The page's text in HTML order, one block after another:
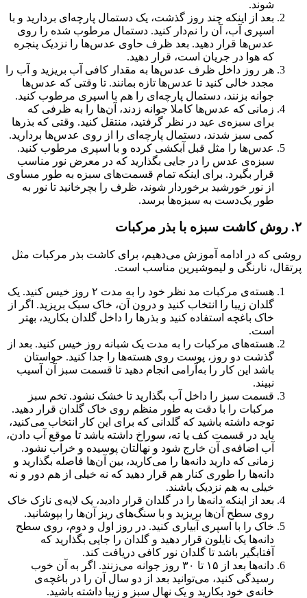
شوند.
بعد از اینکه چند روز گذشت، یک دستمال پارچه‌ای بردارید و با
اسپری آب، آن را نم‌دار کنید. دستمال مرطوب شده را روی
عدس‌ها قرار دهید. بعد ظرف حاوی عدس‌ها را نزدیک پنجره
که هوا در جریان است، قرار دهید.
هر روز داخل ظرف عدس‌ها به مقدار کافی آب بریزید و آب را
مجدد خالی کنید تا عدس‌ها تازه بمانند. تا وقتی که عدس‌ها
جوانه بزنند، دستمال پارچه‌ای را هم با اسپری مرطوب کنید.
زمانی که عدس‌ها کاملا جوانه زدند، آن‌ها را به ظرفی که
برای سبزه‌ی عید در نظر گرفتید، منتقل کنید‌. وقتی که بذرها
کمی سبز شدند، دستمال پارچه‌ای را از روی عدس‌ها بردارید.
عدس‌ها را مثل قبل آبکشی کرده و با اسپری مرطوب کنید.
سبزه‌ی عدس را در جایی بگذارید که در معرض نور مناسب
قرار بگیرد. برای اینکه تمام قسمت‌های سبزه به طور مساوی
از نور خورشید برخوردار شوند، ظرف را بچرخانید تا نور به
طور یک‌دست به سبزه‌ها برسد.
۲‌. روش کاشت سبزه با بذر مرکبات
روشی که در ادامه آموزش می‌دهیم، برای کاشت بذر مرکبات مثل
پرتقال، نارنگی و لیموشیرین مناسب است.
هسته‌ی مرکبات مد نظر خود را به مدت ۲ روز خیس کنید. یک
گلدان زیبا را انتخاب کنید و درون آن، خاک سبک بریزید. اگر از
خاک باغچه استفاده کنید و بذرها را داخل گلدان بکارید، بهتر
است.
هسته‌های مرکبات را به مدت یک شبانه روز خیس کنید. بعد از
گذشت دو روز، پوست روی هسته‌ها را جدا کنید. حواستان
باشد این کار را به‌آرامی انجام دهید تا قسمت سبز آن آسیب
نبیند.
قسمت سبز را داخل آب بگذارید تا خشک نشود. تخم سبز
مرکبات را با دقت به طور منظم روی خاک گلدان قرار دهید.
توجه داشته باشید که گلدانی که برای این کار انتخاب می‌کنید،
باید در قسمت کف یا ته، سوراخ داشته باشد تا موقع آب دادن،
آب اضافه‌ی آن خارج شود و نهالتان پوسیده و خراب نشود.
زمانی که دارید دانه‌ها را می‌کارید، بین آن‌ها فاصله بگذارید و
دانه‌ها را طوری کنار هم قرار دهید که نه خیلی از هم دور و نه
خیلی به هم نزدیک باشند.
بعد از اینکه دانه‌ها را در گلدان قرار دادید، یک لایه‌ی نازک خاک
روی سطح آن‌ها بریزید و با سنگ‌های ریز آن‌ها را بپوشانید.
خاک را با اسپری آبیاری کنید. در روز اول و دوم، روی سطح
دانه‌ها یک نایلون قرار دهید و گلدان را جایی بگذارید که
آفتابگیر باشد تا گلدان نور کافی دریافت کند.
دانه‌ها بعد از ۱۵ تا ۳۰ روز جوانه می‌زنند. اگر به آن خوب
رسیدگی کنید، می‌توانید بعد از دو سال آن را در باغچه‌ی
خانه‌ی خود بکارید و یک نهال سبز و زیبا داشته باشید.